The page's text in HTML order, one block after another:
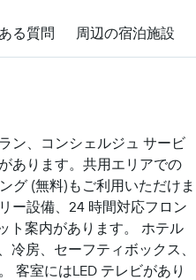
る質問 周辺の宿泊施設
ン、コンシェルジュ サービ
あります。共用エリアでの
グ (無料)もご利用いただけま
ー設備、24 時間対応フロン
ト案内があります。 ホテル
冷房、セーフティボックス、
客室にはLED テレビがあり